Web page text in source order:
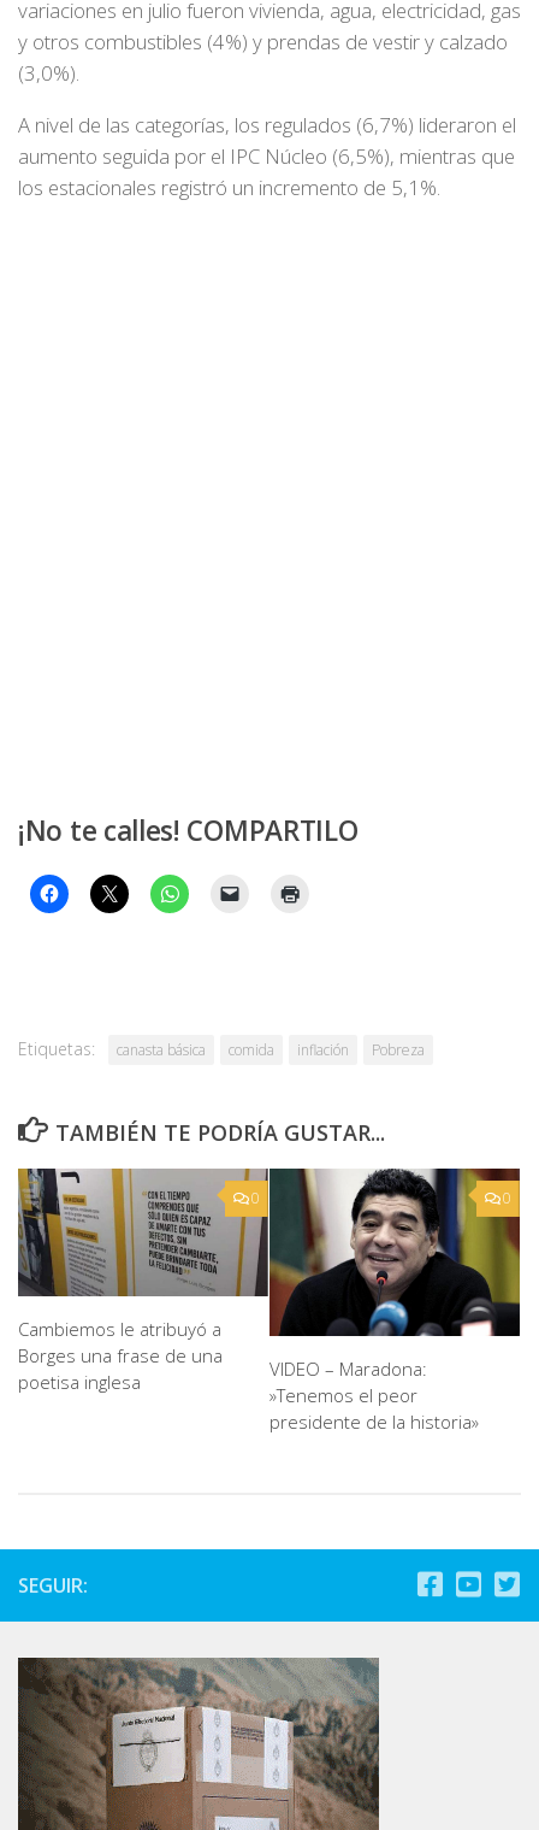
variaciones en julio fueron vivienda, agua, electricidad, gas
y otros combustibles (4%) y prendas de vestir y calzado
(3,0%).
A nivel de las categorías, los regulados (6,7%) lideraron el
aumento seguida por el IPC Núcleo (6,5%), mientras que
los estacionales registró un incremento de 5,1%.
¡No te calles! COMPARTILO
Etiquetas: canasta básica comida inflación Pobreza
TAMBIÉN TE PODRÍA GUSTAR...
0
Cambiemos le atribuyó a
Borges una frase de una
poetisa inglesa
0
VIDEO – Maradona:
»Tenemos el peor
presidente de la historia»
SEGUIR: